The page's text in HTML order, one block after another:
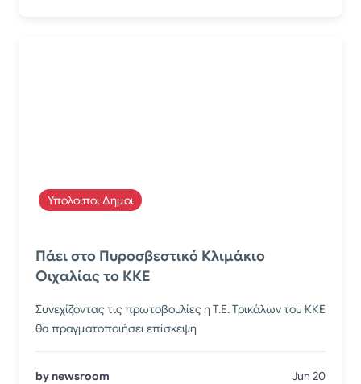
Υπολοιποι Δημοι
Πάει στο Πυροσβεστικό Κλιμάκιο
Οιχαλίας το ΚΚΕ
Συνεχίζοντας τις πρωτοβουλίες η Τ.Ε. Τρικάλων του ΚΚΕ
θα πραγματοποιήσει επίσκεψη
by newsroom Jun 20